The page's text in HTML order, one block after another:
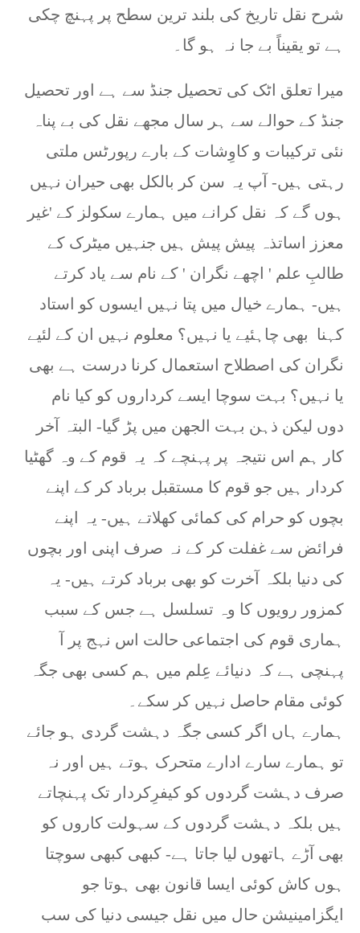
شرح نقل تاریخ کی بلند ترین سطح پر پہنچ چکی
ہے تو یقیناً بے جا نہ ہو گا۔
میرا تعلق اٹک کی تحصیل جنڈ سے ہے اور تحصیل
جنڈ کے حوالے سے ہر سال مجھے نقل کی بے پناہ
نئی ترکیبات و کاوِشات کے بارے رپورٹس ملتی
رہتی ہیں- آپ یہ سن کر بالکل بھی حیران نہیں
ہوں گے کہ نقل کرانے میں ہمارے سکولز کے 'غیر
معزز اساتذہ پیش پیش ہیں جنہیں میٹرک کے
طالبِ علم ' اچھے نگران ' کے نام سے یاد کرتے
ہیں- ہمارے خیال میں پتا نہیں ایسوں کو استاد
کہنا بھی چاہئیے یا نہیں؟ معلوم نہیں ان کے لئیے
نگران کی اصطلاح استعمال کرنا درست ہے بھی
یا نہیں؟ بہت سوچا ایسے کرداروں کو کیا نام
دوں لیکن ذہن بہت الجھن میں پڑ گیا- البتہ آخر
کار ہم اس نتیجہ پر پہنچے کہ یہ قوم کے وہ گھٹیا
کردار ہیں جو قوم کا مستقبل برباد کر کے اپنے
بچوں کو حرام کی کمائی کھلاتے ہیں- یہ اپنے
فرائض سے غفلت کر کے نہ صرف اپنی اور بچوں
کی دنیا بلکہ آخرت کو بھی برباد کرتے ہیں- یہ
کمزور رویوں کا وہ تسلسل ہے جس کے سبب
ہماری قوم کی اجتماعی حالت اس نہج پر آ
پہنچی ہے کہ دنیائے عِلم میں ہم کسی بھی جگہ
کوئی مقام حاصل نہیں کر سکے۔
ہمارے ہاں اگر کسی جگہ دہشت گردی ہو جائے
تو ہمارے سارے ادارے متحرک ہوتے ہیں اور نہ
صرف دہشت گردوں کو کیفرِکردار تک پہنچاتے
ہیں بلکہ دہشت گردوں کے سہولت کاروں کو
بھی آڑے ہاتھوں لیا جاتا ہے- کبھی کبھی سوچتا
ہوں کاش کوئی ایسا قانون بھی ہوتا جو
ایگزامینیشن حال میں نقل جیسی دنیا کی سب